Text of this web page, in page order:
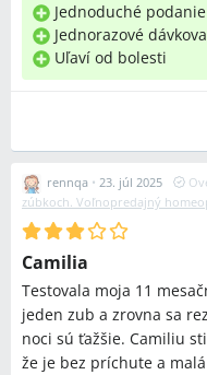
Jednoduché podanie
Jednorazové
Uľaví od bolesti
rennqa • 23. júl 2025
zúbkoch. Voľnopredajný
Camilia
Testovala moja 11
jeden zub a zrovna sa
noci sú ťažšie. Camiliu
že je bez príchute a